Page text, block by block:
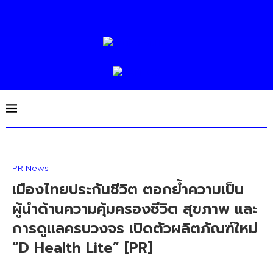
PR News
เมืองไทยประกันชีวิต ตอกย้ำความเป็น
ผู้นำด้านความคุ้มครองชีวิต สุขภาพ และ
การดูแลครบวงจร เปิดตัวผลิตภัณฑ์ใหม่
“D Health Lite” [PR]